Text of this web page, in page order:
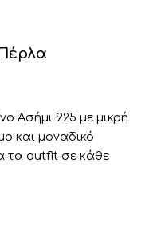
Ασήμι 925 με μικρή
και μοναδικό
τα outfit σε κάθε